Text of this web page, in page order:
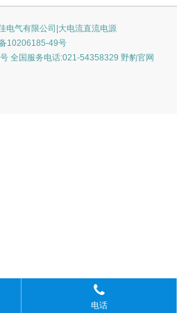
电气有限公司|大电流直流电源
10206185-49号
全国服务电话:021-54358329 野豹官网
电话